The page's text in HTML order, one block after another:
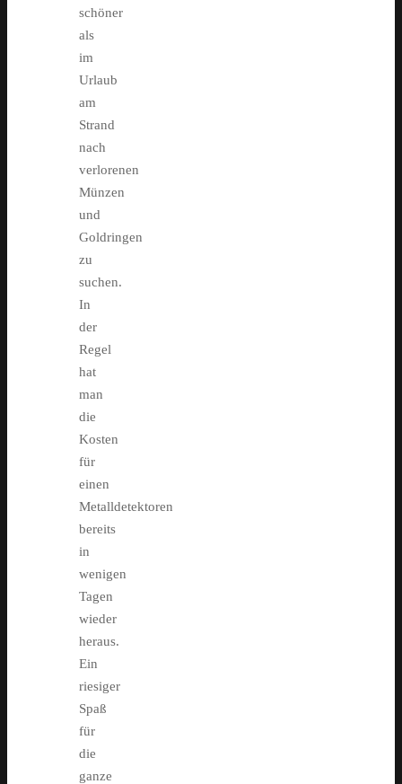
schöner
als
im
Urlaub
am
Strand
nach
verlorenen
Münzen
und
Goldringen
zu
suchen.
In
der
Regel
hat
man
die
Kosten
für
einen
Metalldetektoren
bereits
in
wenigen
Tagen
wieder
heraus.
Ein
riesiger
Spaß
für
die
ganze